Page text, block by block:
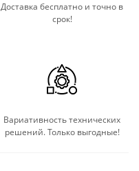
Доставка бесплатно и точно в
срок!
Вариативность технических
решений. Только выгодные!